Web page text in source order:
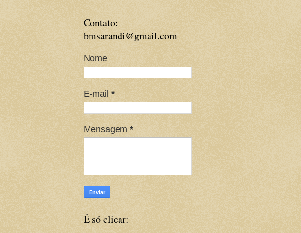
Contato:
bmsarandi@gmail.com
Nome
E-mail *
Mensagem *
É só clicar: